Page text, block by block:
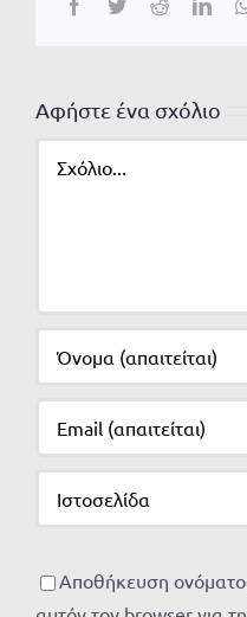
Facebook
TwitterReddit
Αφήστε ένα σχόλιο
Αποθήκευση